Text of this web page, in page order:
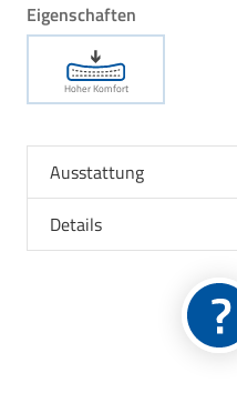
Eigenschaften
Hoher Komfort
Ausstattung
Details